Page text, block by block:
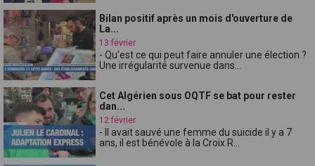
Bilan positif après un mois d'ouverture de
La...
13 février
- Qu'est ce qui peut faire annuler une élection ?
Une irrégularité survenue dans...
Cet Algérien sous OQTF se bat pour rester
dan...
12 février
- Il avait sauvé une femme du suicide il y a 7
ans, il est bénévole à la Croix R...